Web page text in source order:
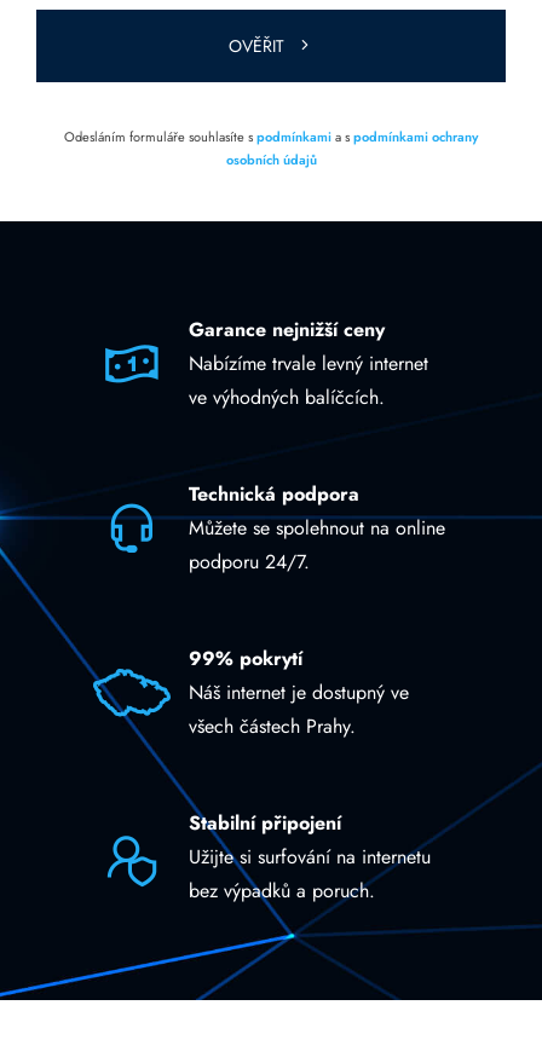
prázdné.
OVĚŘIT
Odesláním formuláře souhlasíte spodmínkamia spodmínkami ochrany
osobních údajů
Garance nejnižší ceny
Nabízíme trvale levný internet
ve výhodných balíčcích.
Technická podpora
Můžete se spolehnout na online
podporu 24/7.
99% pokrytí
Náš internet je dostupný ve
všech částech Prahy.
Stabilní připojení
Užijte si surfování na internetu
bez výpadků a poruch.